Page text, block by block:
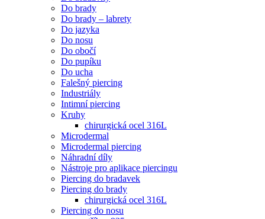
Do brady
Do brady – labrety
Do jazyka
Do nosu
Do obočí
Do pupíku
Do ucha
Falešný piercing
Industriály
Intimní piercing
Kruhy
chirurgická ocel 316L
Microdermal
Microdermal piercing
Náhradní díly
Nástroje pro aplikace piercingu
Piercing do bradavek
Piercing do brady
chirurgická ocel 316L
Piercing do nosu